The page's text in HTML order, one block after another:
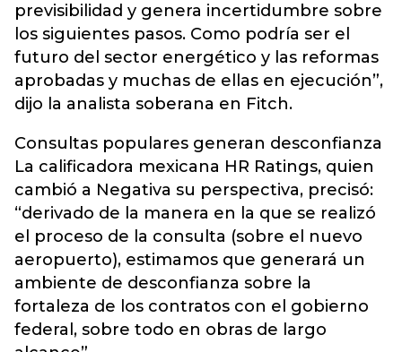
previsibilidad y genera incertidumbre sobre
los siguientes pasos. Como podría ser el
futuro del sector energético y las reformas
aprobadas y muchas de ellas en ejecución”,
dijo la analista soberana en Fitch.
Consultas populares generan desconfianza
La calificadora mexicana HR Ratings, quien
cambió a Negativa su perspectiva, precisó:
“derivado de la manera en la que se realizó
el proceso de la consulta (sobre el nuevo
aeropuerto), estimamos que generará un
ambiente de desconfianza sobre la
fortaleza de los contratos con el gobierno
federal, sobre todo en obras de largo